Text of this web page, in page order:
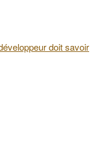
doit savoir